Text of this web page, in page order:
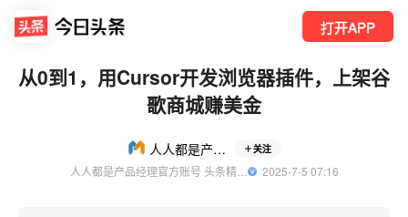
打开APP
从0到1，用Cursor开发浏览器插件，上架谷
歌商城赚美金
人人都是产品经理 关注
人人都是产品经理官方账号 头条精选作者
  2025-7-5 07:16